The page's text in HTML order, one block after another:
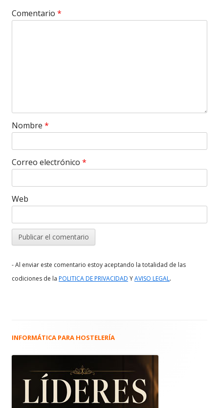
Comentario *
Nombre *
Correo electrónico *
Web
- Al enviar este comentario estoy aceptando la totalidad de las
codiciones de la POLITICA DE PRIVACIDAD YAVISO LEGAL.
Barra
principal
INFORMÁTICA PARA HOSTELERÍA